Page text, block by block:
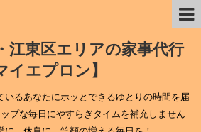
江東区エリアの家事代行
イエプロン】
いるあなたにホッとできるゆとりの時間を届
プな毎日にやすらぎタイムを補充しません